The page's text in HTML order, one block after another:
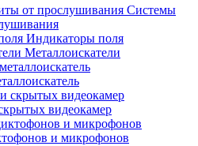
Системы
Индикаторы поля
Металлоискатели
видеокамер
и микрофонов